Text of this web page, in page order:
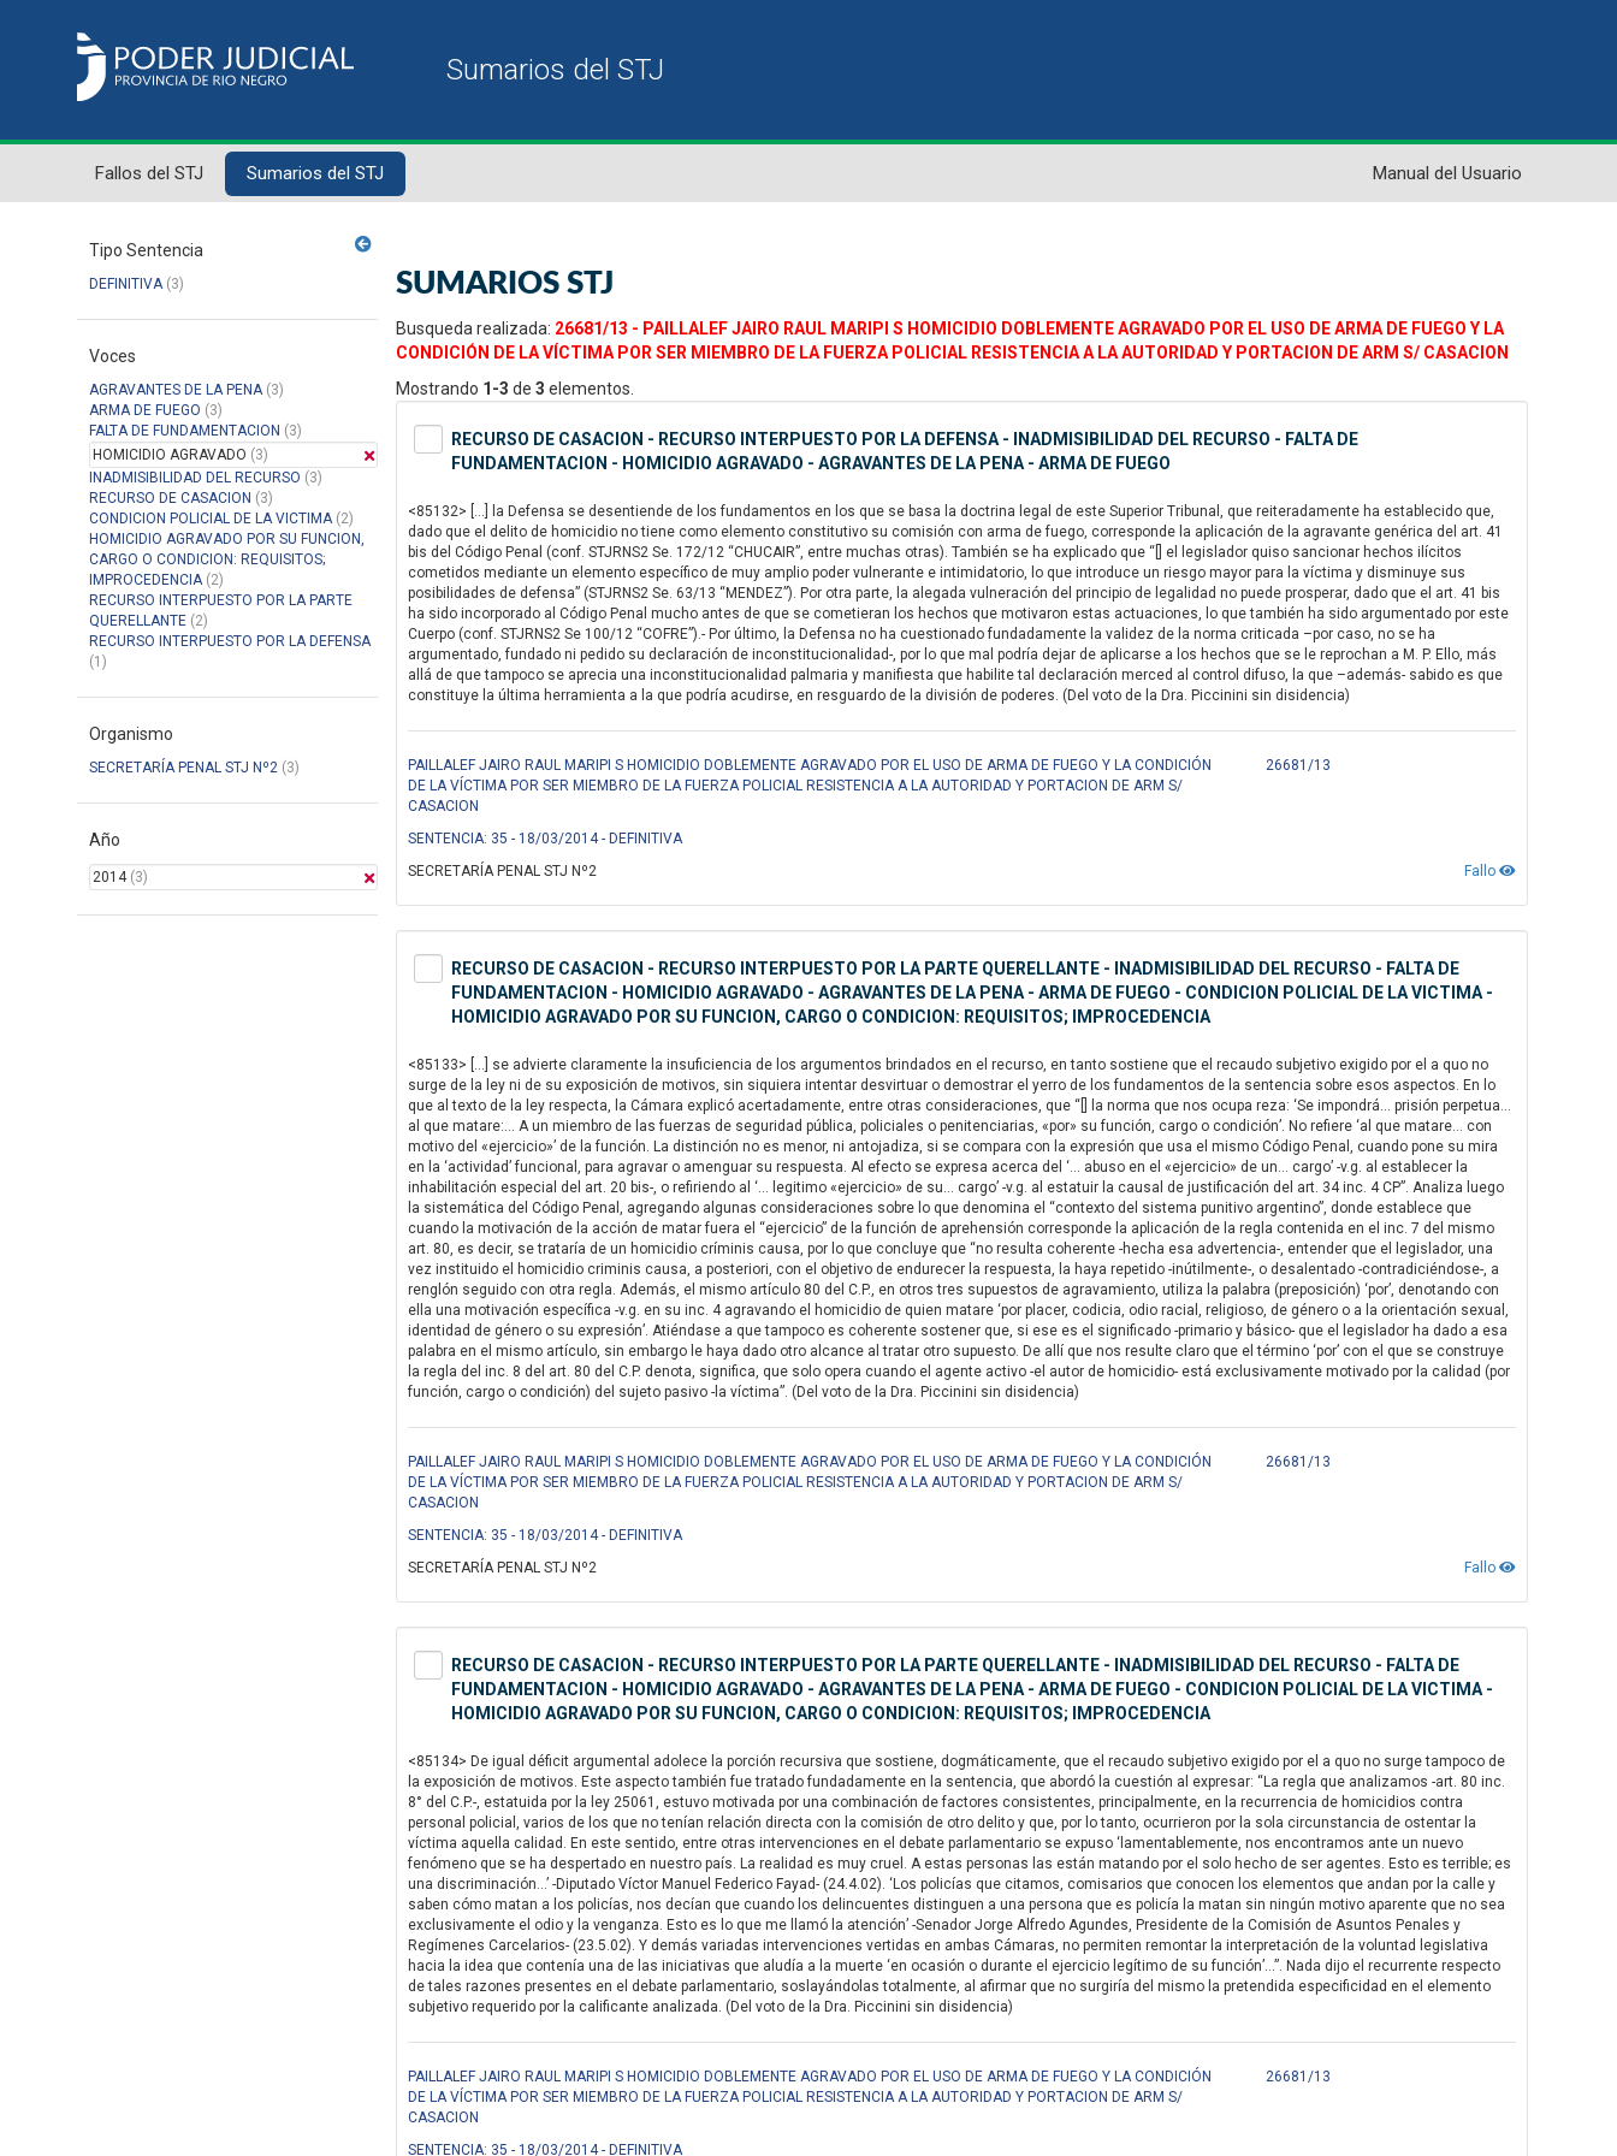
Fallos del STJ Sumarios del STJ Manual del Usuario
Tipo Sentencia
DEFINITIVA(3)
Voces
AGRAVANTES DE LA PENA(3)
ARMA DE FUEGO (3)
FALTA DE FUNDAMENTACION (3)
HOMICIDIO AGRAVADO (3)
INADMISIBILIDAD DEL RECURSO (3)
RECURSO DE CASACION (3)
CONDICION POLICIAL DE LA VICTIMA(2)
HOMICIDIO AGRAVADO POR SU FUNCION,
CARGO O CONDICION: REQUISITOS;
IMPROCEDENCIA(2)
RECURSO INTERPUESTO POR LA PARTE
QUERELLANTE (2)
RECURSO INTERPUESTO POR LA DEFENSA
(1)
Organismo
SECRETARÍA PENAL STJ Nº2 (3)
Año
2014(3)
SUMARIOS STJ
Busqueda realizada: 26681/13 - PAILLALEF JAIRO RAUL MARIPI S HOMICIDIO DOBLEMENTE AGRAVADO POR EL USO DE ARMA DE FUEGO Y LA
CONDICIÓN DE LA VÍCTIMA POR SER MIEMBRO DE LA FUERZA POLICIAL RESISTENCIA A LA AUTORIDAD Y PORTACION DE ARM S/ CASACION
Mostrando 1-3 de 3 elementos.
RECURSO DE CASACION - RECURSO INTERPUESTO POR LA DEFENSA - INADMISIBILIDAD DEL RECURSO - FALTA DE
FUNDAMENTACION - HOMICIDIO AGRAVADO - AGRAVANTES DE LA PENA - ARMA DE FUEGO
<85132> […] la Defensa se desentiende de los fundamentos en los que se basa la doctrina legal de este Superior Tribunal, que reiteradamente ha establecido que,
dado que el delito de homicidio no tiene como elemento constitutivo su comisión con arma de fuego, corresponde la aplicación de la agravante genérica del art. 41
bis del Código Penal (conf. STJRNS2 Se. 172/12 “CHUCAIR”, entre muchas otras). También se ha explicado que “[] el legislador quiso sancionar hechos ilícitos
cometidos mediante un elemento específico de muy amplio poder vulnerante e intimidatorio, lo que introduce un riesgo mayor para la víctima y disminuye sus
posibilidades de defensa” (STJRNS2 Se. 63/13 “MENDEZ”). Por otra parte, la alegada vulneración del principio de legalidad no puede prosperar, dado que el art. 41 bis
ha sido incorporado al Código Penal mucho antes de que se cometieran los hechos que motivaron estas actuaciones, lo que también ha sido argumentado por este
Cuerpo (conf. STJRNS2 Se 100/12 “COFRE”).- Por último, la Defensa no ha cuestionado fundadamente la validez de la norma criticada –por caso, no se ha
argumentado, fundado ni pedido su declaración de inconstitucionalidad-, por lo que mal podría dejar de aplicarse a los hechos que se le reprochan a M. P. Ello, más
allá de que tampoco se aprecia una inconstitucionalidad palmaria y manifiesta que habilite tal declaración merced al control difuso, la que –además- sabido es que
constituye la última herramienta a la que podría acudirse, en resguardo de la división de poderes. (Del voto de la Dra. Piccinini sin disidencia)
PAILLALEF JAIRO RAUL MARIPI S HOMICIDIO DOBLEMENTE AGRAVADO POR EL USO DE ARMA DE FUEGO Y LA CONDICIÓN
DE LA VÍCTIMA POR SER MIEMBRO DE LA FUERZA POLICIAL RESISTENCIA A LA AUTORIDAD Y PORTACION DE ARM S/
CASACION
26681/13
SENTENCIA: 35 - 18/03/2014 - DEFINITIVA
Fallo
SECRETARÍA PENAL STJ Nº2
RECURSO DE CASACION - RECURSO INTERPUESTO POR LA PARTE QUERELLANTE - INADMISIBILIDAD DEL RECURSO - FALTA DE
FUNDAMENTACION - HOMICIDIO AGRAVADO - AGRAVANTES DE LA PENA - ARMA DE FUEGO - CONDICION POLICIAL DE LA VICTIMA -
HOMICIDIO AGRAVADO POR SU FUNCION, CARGO O CONDICION: REQUISITOS; IMPROCEDENCIA
<85133> […] se advierte claramente la insuficiencia de los argumentos brindados en el recurso, en tanto sostiene que el recaudo subjetivo exigido por el a quo no
surge de la ley ni de su exposición de motivos, sin siquiera intentar desvirtuar o demostrar el yerro de los fundamentos de la sentencia sobre esos aspectos. En lo
que al texto de la ley respecta, la Cámara explicó acertadamente, entre otras consideraciones, que “[] la norma que nos ocupa reza: ‘Se impondrá… prisión perpetua…
al que matare:… A un miembro de las fuerzas de seguridad pública, policiales o penitenciarias, «por» su función, cargo o condición’. No refiere ‘al que matare… con
motivo del «ejercicio»’ de la función. La distinción no es menor, ni antojadiza, si se compara con la expresión que usa el mismo Código Penal, cuando pone su mira
en la ‘actividad’ funcional, para agravar o amenguar su respuesta. Al efecto se expresa acerca del ‘… abuso en el «ejercicio» de un… cargo’ -v.g. al establecer la
inhabilitación especial del art. 20 bis-, o refiriendo al ‘… legitimo «ejercicio» de su… cargo’ -v.g. al estatuir la causal de justificación del art. 34 inc. 4 CP”. Analiza luego
la sistemática del Código Penal, agregando algunas consideraciones sobre lo que denomina el “contexto del sistema punitivo argentino”, donde establece que
cuando la motivación de la acción de matar fuera el “ejercicio” de la función de aprehensión corresponde la aplicación de la regla contenida en el inc. 7 del mismo
art. 80, es decir, se trataría de un homicidio críminis causa, por lo que concluye que “no resulta coherente -hecha esa advertencia-, entender que el legislador, una
vez instituido el homicidio criminis causa, a posteriori, con el objetivo de endurecer la respuesta, la haya repetido -inútilmente-, o desalentado -contradiciéndose-, a
renglón seguido con otra regla. Además, el mismo artículo 80 del C.P., en otros tres supuestos de agravamiento, utiliza la palabra (preposición) ‘por’, denotando con
ella una motivación específica -v.g. en su inc. 4 agravando el homicidio de quien matare ‘por placer, codicia, odio racial, religioso, de género o a la orientación sexual,
identidad de género o su expresión’. Atiéndase a que tampoco es coherente sostener que, si ese es el significado -primario y básico- que el legislador ha dado a esa
palabra en el mismo artículo, sin embargo le haya dado otro alcance al tratar otro supuesto. De allí que nos resulte claro que el término ‘por’ con el que se construye
la regla del inc. 8 del art. 80 del C.P. denota, significa, que solo opera cuando el agente activo -el autor de homicidio- está exclusivamente motivado por la calidad (por
función, cargo o condición) del sujeto pasivo -la víctima”. (Del voto de la Dra. Piccinini sin disidencia)
PAILLALEF JAIRO RAUL MARIPI S HOMICIDIO DOBLEMENTE AGRAVADO POR EL USO DE ARMA DE FUEGO Y LA CONDICIÓN
DE LA VÍCTIMA POR SER MIEMBRO DE LA FUERZA POLICIAL RESISTENCIA A LA AUTORIDAD Y PORTACION DE ARM S/
CASACION
26681/13
SENTENCIA: 35 - 18/03/2014 - DEFINITIVA
Fallo
SECRETARÍA PENAL STJ Nº2
RECURSO DE CASACION - RECURSO INTERPUESTO POR LA PARTE QUERELLANTE - INADMISIBILIDAD DEL RECURSO - FALTA DE
FUNDAMENTACION - HOMICIDIO AGRAVADO - AGRAVANTES DE LA PENA - ARMA DE FUEGO - CONDICION POLICIAL DE LA VICTIMA -
HOMICIDIO AGRAVADO POR SU FUNCION, CARGO O CONDICION: REQUISITOS; IMPROCEDENCIA
<85134> De igual déficit argumental adolece la porción recursiva que sostiene, dogmáticamente, que el recaudo subjetivo exigido por el a quo no surge tampoco de
la exposición de motivos. Este aspecto también fue tratado fundadamente en la sentencia, que abordó la cuestión al expresar: “La regla que analizamos -art. 80 inc.
8° del C.P.-, estatuida por la ley 25061, estuvo motivada por una combinación de factores consistentes, principalmente, en la recurrencia de homicidios contra
personal policial, varios de los que no tenían relación directa con la comisión de otro delito y que, por lo tanto, ocurrieron por la sola circunstancia de ostentar la
víctima aquella calidad. En este sentido, entre otras intervenciones en el debate parlamentario se expuso ‘lamentablemente, nos encontramos ante un nuevo
fenómeno que se ha despertado en nuestro país. La realidad es muy cruel. A estas personas las están matando por el solo hecho de ser agentes. Esto es terrible; es
una discriminación…’ -Diputado Víctor Manuel Federico Fayad- (24.4.02). ‘Los policías que citamos, comisarios que conocen los elementos que andan por la calle y
saben cómo matan a los policías, nos decían que cuando los delincuentes distinguen a una persona que es policía la matan sin ningún motivo aparente que no sea
exclusivamente el odio y la venganza. Esto es lo que me llamó la atención’ -Senador Jorge Alfredo Agundes, Presidente de la Comisión de Asuntos Penales y
Regímenes Carcelarios- (23.5.02). Y demás variadas intervenciones vertidas en ambas Cámaras, no permiten remontar la interpretación de la voluntad legislativa
hacia la idea que contenía una de las iniciativas que aludía a la muerte ‘en ocasión o durante el ejercicio legítimo de su función’…”. Nada dijo el recurrente respecto
de tales razones presentes en el debate parlamentario, soslayándolas totalmente, al afirmar que no surgiría del mismo la pretendida especificidad en el elemento
subjetivo requerido por la calificante analizada. (Del voto de la Dra. Piccinini sin disidencia)
PAILLALEF JAIRO RAUL MARIPI S HOMICIDIO DOBLEMENTE AGRAVADO POR EL USO DE ARMA DE FUEGO Y LA CONDICIÓN
DE LA VÍCTIMA POR SER MIEMBRO DE LA FUERZA POLICIAL RESISTENCIA A LA AUTORIDAD Y PORTACION DE ARM S/
CASACION
26681/13
SENTENCIA: 35 - 18/03/2014 - DEFINITIVA